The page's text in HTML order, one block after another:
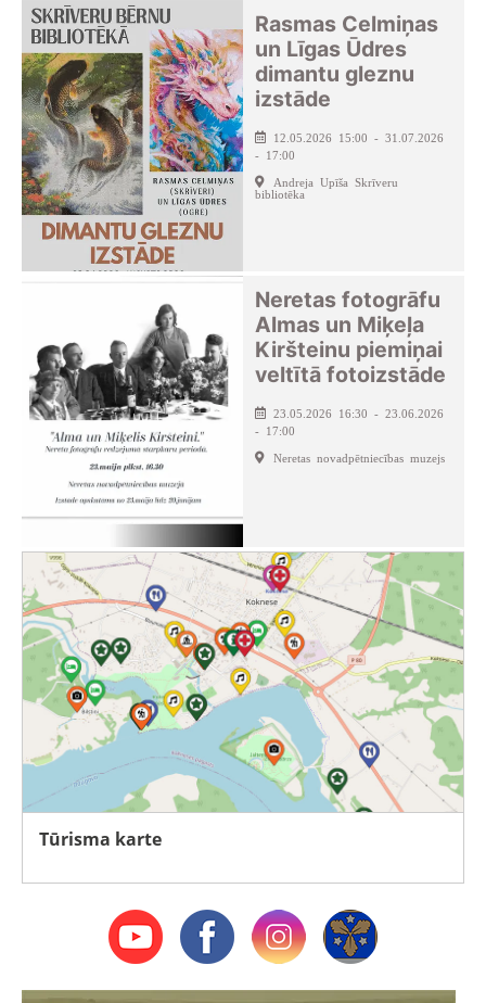
Rasmas Celmiņas
un Līgas Ūdres
dimantu gleznu
izstāde
12.05.2026 15:00 - 31.07.2026
- 17:00
Andreja Upīša Skrīveru
bibliotēka
Neretas fotogrāfu
Almas un Miķeļa
Kiršteinu piemiņai
veltītā fotoizstāde
23.05.2026 16:30 - 23.06.2026
- 17:00
Neretas novadpētniecības muzejs
Tūrisma karte